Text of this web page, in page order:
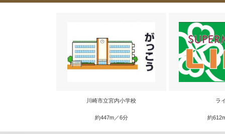
川崎市立宮内小学校
約447m／6分
ラ
約